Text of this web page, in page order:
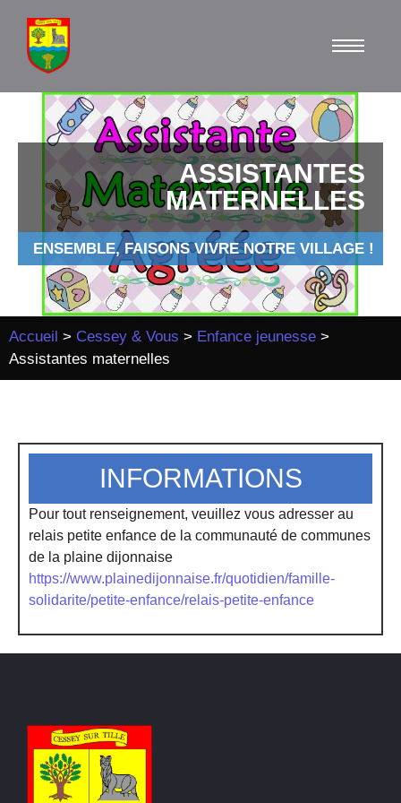
ASSISTANTES
MATERNELLES
ENSEMBLE, FAISONS VIVRE NOTRE VILLAGE !
Accueil > Cessey & Vous > Enfance jeunesse >
Assistantes maternelles
INFORMATIONS
Pour tout renseignement, veuillez vous adresser au
relais petite enfance de la communauté de communes
de la plaine dijonnaise
https://www.plainedijonnaise.fr/quotidien/famille-
solidarite/petite-enfance/relais-petite-enfance